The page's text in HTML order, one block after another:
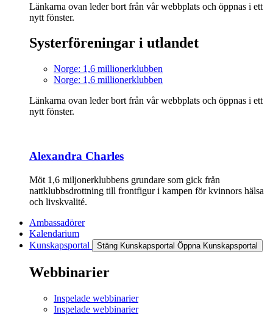
Länkarna ovan leder bort från vår webbplats och öppnas i ett
nytt fönster.
Systerföreningar i utlandet
Norge: 1,6 millionerklubben
Norge: 1,6 millionerklubben
Länkarna ovan leder bort från vår webbplats och öppnas i ett
nytt fönster.
Alexandra Charles
Möt 1,6 miljonerklubbens grundare som gick från
nattklubbsdrottning till frontfigur i kampen för kvinnors hälsa
och livskvalité.
Ambassadörer
Kalendarium
Kunskapsportal
Stäng Kunskapsportal Öppna Kunskapsportal
Webbinarier
Inspelade webbinarier
Inspelade webbinarier